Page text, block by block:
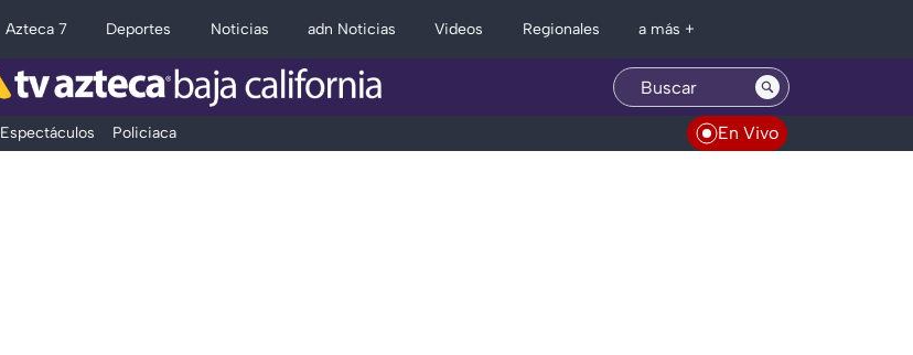
Azteca 7 Deportes Noticias adn Noticias Videos Regionales a más +
Espectáculos Policiaca En Vivo